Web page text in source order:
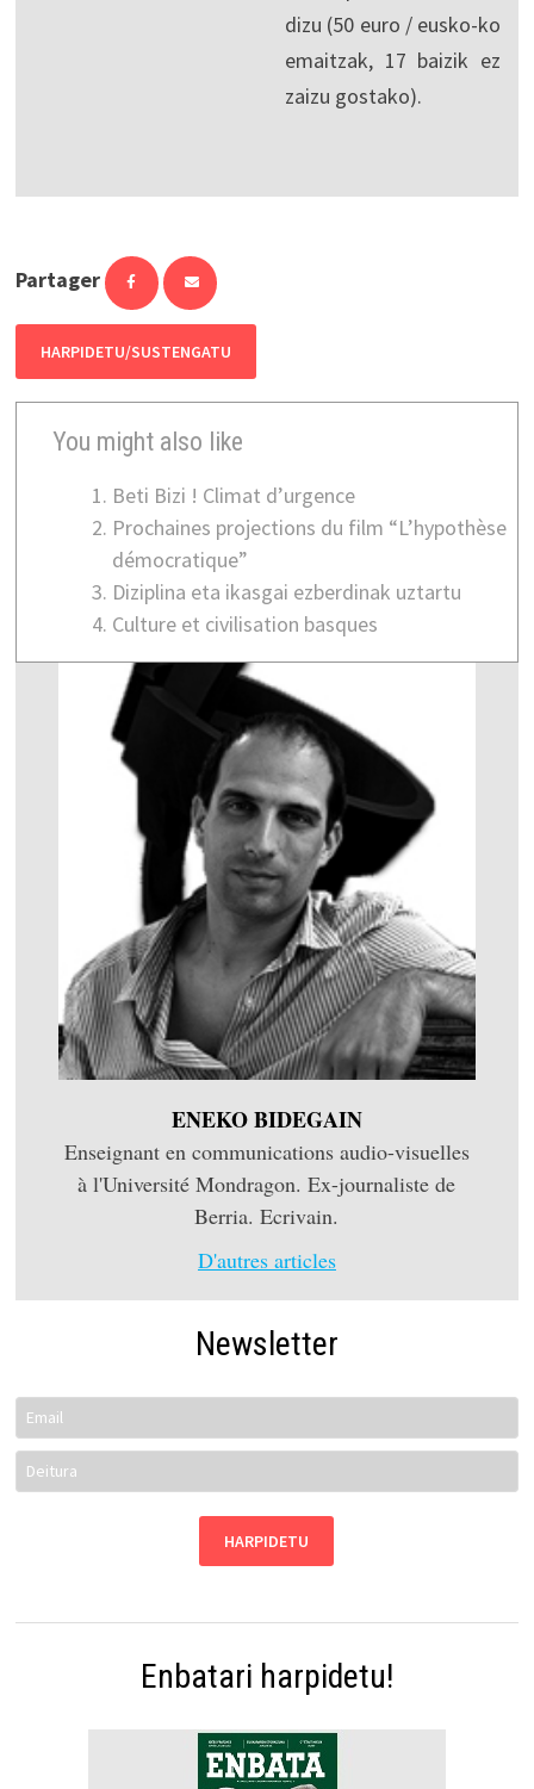
dizu (50 euro / eusko-ko
emaitzak, 17 baizik ez
zaizu gostako).
Partager
HARPIDETU/SUSTENGATU
You might also like
Beti Bizi ! Climat d’urgence
Prochaines projections du film “L’hypothèse
démocratique”
Diziplina eta ikasgai ezberdinak uztartu
Culture et civilisation basques
ENEKO BIDEGAIN
Enseignant en communications audio-visuelles
à l'Université Mondragon. Ex-journaliste de
Berria. Ecrivain.
D'autres articles
Newsletter
Enbatari harpidetu!